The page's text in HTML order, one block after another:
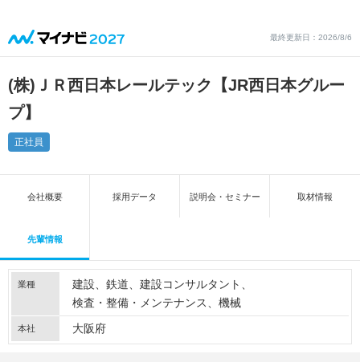
最終更新日：2026/8/6
(株)ＪＲ西日本レールテック【JR西日本グルー
プ】
正社員
会社概要 採用データ 説明会・セミナー 取材情報
先輩情報
業種 建設 鉄道
建設コンサルタント
検査・整備・メンテナンス
機械
本社 大阪府